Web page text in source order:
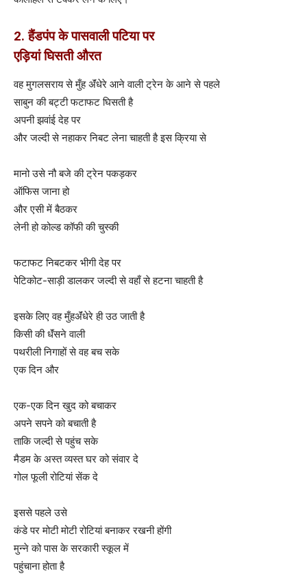
2. हैंडपंप के पासवाली पटिया पर
एड़ियां घिसती औरत
वह मुगलसराय से मुँह ॲंधेरे आने वाली ट्रेन के आने से पहले
साबुन की बट्टी फटाफट घिसती है
अपनी झवांई देह पर
और जल्दी से नहाकर निबट लेना चाहती है इस क्रिया से
मानो उसे नौ बजे की ट्रेन पकड़कर
ऑफिस जाना हो
और एसी में बैठकर
लेनी हो कोल्ड कॉफी की चुस्की
फटाफट निबटकर भीगी देह पर
पेटिकोट-साड़ी डालकर जल्दी से वहाँ से हटना चाहती है
इसके लिए वह मुँहॲंधेरे ही उठ जाती है
किसी की धॅंसने वाली
पथरीली निगाहों से वह बच सके
एक दिन और
एक-एक दिन खुद को बचाकर
अपने सपने को बचाती है
ताकि जल्दी से पहुंच सके
मैडम के अस्त व्यस्त घर को संवार दे
गोल फूली रोटियां सेंक दे
इससे पहले उसे
कंडे पर मोटी मोटी रोटियां बनाकर रखनी होंगी
मुन्ने को पास के सरकारी स्कूल में
पहुंचाना होता है